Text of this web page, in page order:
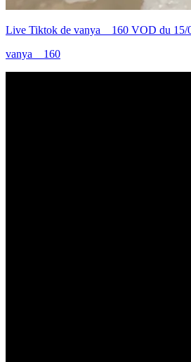
Live Tiktok de vanya__160 VOD du 15/
vanya__160